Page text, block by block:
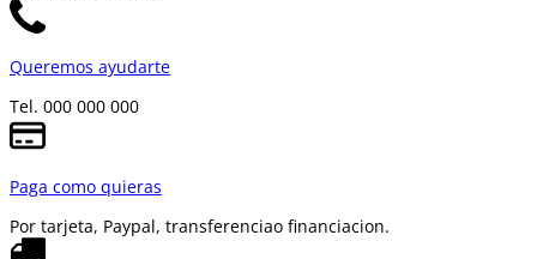
Queremos ayudarte
Tel. 000 000 000
Paga como quieras
Por tarjeta, Paypal, transferenciao financiacion.